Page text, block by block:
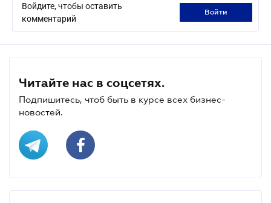
Войдите, чтобы оставить
комментарий
войти
Читайте нас в соцсетях.
Подпишитесь, чтоб быть в курсе всех бизнес-
новостей.